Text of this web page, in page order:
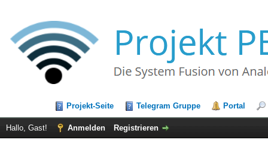
Projekt-Seite Telegram Gruppe Portal
Hallo, Gast! Anmelden Registrieren